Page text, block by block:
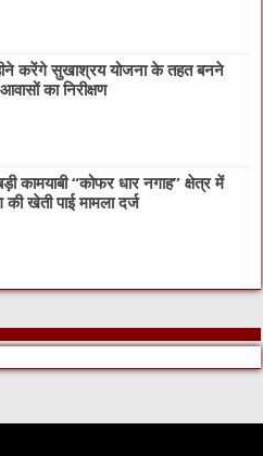
करेंगे सुखाश्रय योजना के तहत बनने
का निरीक्षण
कामयाबी “कोफर धार नगाह” क्षेत्र में
खेती पाई मामला दर्ज